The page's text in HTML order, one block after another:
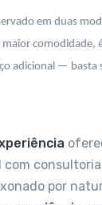
em duas
maior comodidade,
adicional — basta
com
por